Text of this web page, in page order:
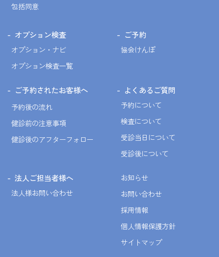
包括同意
オプション検査
オプション・ナビ
オプション検査一覧
ご予約
協会けんぽ
ご予約されたお客様へ
予約後の流れ
健診前の注意事項
健診後のアフターフォロー
よくあるご質問
予約について
検査について
受診当日について
受診後について
法人ご担当者様へ
法人様お問い合わせ
お知らせ
お問い合わせ
採用情報
個人情報保護方針
サイトマップ